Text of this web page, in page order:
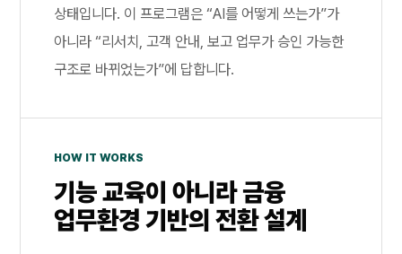
상태입니다. 이 프로그램은 “AI를 어떻게 쓰는가”가
아니라 “리서치, 고객 안내, 보고 업무가 승인 가능한
구조로 바뀌었는가”에 답합니다.
HOW IT WORKS
기능 교육이 아니라 금융
업무환경 기반의 전환 설계